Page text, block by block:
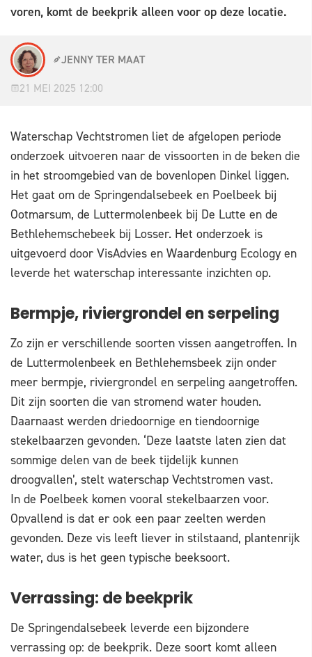
voren, komt de beekprik alleen voor op deze locatie.
JENNY TER MAAT
21 MEI 2025 12:00
Waterschap Vechtstromen liet de afgelopen periode
onderzoek uitvoeren naar de vissoorten in de beken die
in het stroomgebied van de bovenlopen Dinkel liggen.
Het gaat om de Springendalsebeek en Poelbeek bij
Ootmarsum, de Luttermolenbeek bij De Lutte en de
Bethlehemschebeek bij Losser. Het onderzoek is
uitgevoerd door VisAdvies en Waardenburg Ecology en
leverde het waterschap interessante inzichten op.
Bermpje, riviergrondel en serpeling
Zo zijn er verschillende soorten vissen aangetroffen. In
de Luttermolenbeek en Bethlehemsbeek zijn onder
meer bermpje, riviergrondel en serpeling aangetroffen.
Dit zijn soorten die van stromend water houden.
Daarnaast werden driedoornige en tiendoornige
stekelbaarzen gevonden. ‘Deze laatste laten zien dat
sommige delen van de beek tijdelijk kunnen
droogvallen’, stelt waterschap Vechtstromen vast.
In de Poelbeek komen vooral stekelbaarzen voor.
Opvallend is dat er ook een paar zeelten werden
gevonden. Deze vis leeft liever in stilstaand, plantenrijk
water, dus is het geen typische beeksoort.
Verrassing: de beekprik
De Springendalsebeek leverde een bijzondere
verrassing op: de beekprik. Deze soort komt alleen